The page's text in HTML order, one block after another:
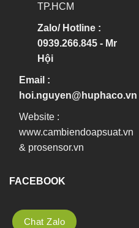
TP.HCM
Zalo/ Hotline :
0939.266.845 - Mr
Hội
Email :
hoi.nguyen@huphaco.vn
Website :
www.cambiendoapsuat.vn
& prosensor.vn
FACEBOOK
Chat Zalo